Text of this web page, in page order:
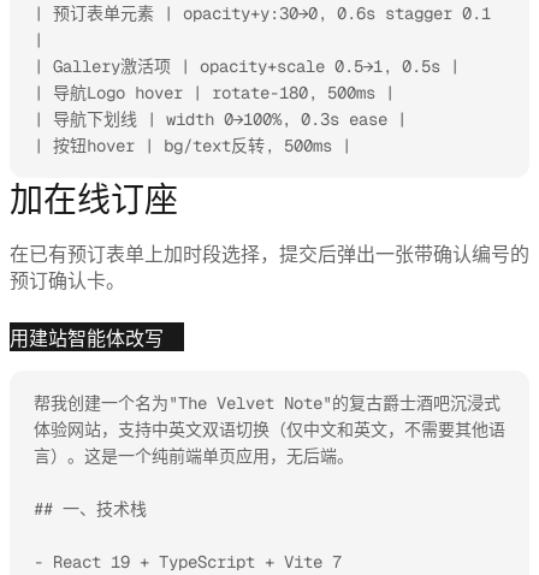
| 预订表单元素 | opacity+y:30→0, 0.6s stagger 0.1
|
| Gallery激活项 | opacity+scale 0.5→1, 0.5s |
| 导航Logo hover | rotate-180, 500ms |
| 导航下划线 | width 0→100%, 0.3s ease |
| 按钮hover | bg/text反转, 500ms |
加在线订座
在已有预订表单上加时段选择，提交后弹出一张带确认编号的
预订确认卡。
用建站智能体改写
帮我创建一个名为"The Velvet Note"的复古爵士酒吧沉浸式
体验网站，支持中英文双语切换（仅中文和英文，不需要其他语
言）。这是一个纯前端单页应用，无后端。
## 一、技术栈
- React 19 + TypeScript + Vite 7